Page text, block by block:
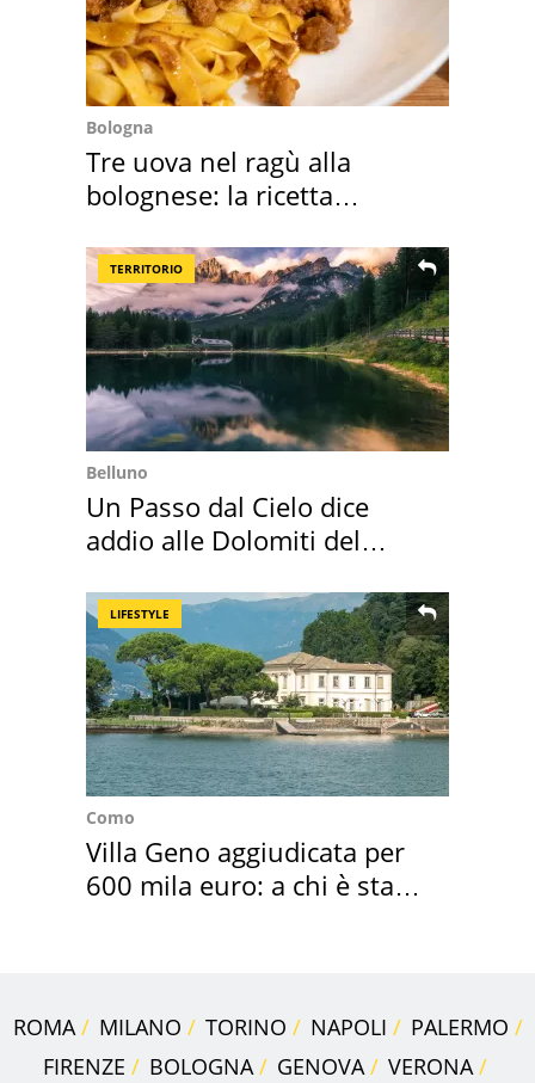
Bologna
Tre uova nel ragù alla
bolognese: la ricetta
TERRITORIO
Belluno
Un Passo dal Cielo dice
addio alle Dolomiti del
LIFESTYLE
Como
Villa Geno aggiudicata per
600 mila euro: a chi è stata
ROMA MILANO TORINO NAPOLI
PALERMO
FIRENZE
BOLOGNA GENOVA
VERONA